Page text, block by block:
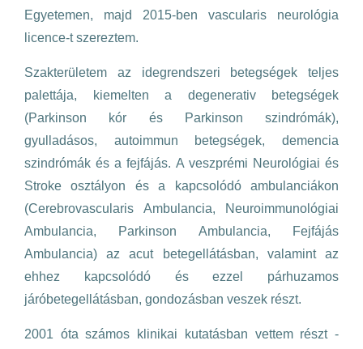
Egyetemen, majd 2015-ben vascularis neurológia
licence-t szereztem.
Szakterületem az idegrendszeri betegségek teljes
palettája, kiemelten a degenerativ betegségek
(Parkinson kór és Parkinson szindrómák),
gyulladásos, autoimmun betegségek, demencia
szindrómák és a fejfájás. A veszprémi Neurológiai és
Stroke osztályon és a kapcsolódó ambulanciákon
(Cerebrovascularis Ambulancia, Neuroimmunológiai
Ambulancia, Parkinson Ambulancia, Fejfájás
Ambulancia) az acut betegellátásban, valamint az
ehhez kapcsolódó és ezzel párhuzamos
járóbetegellátásban, gondozásban veszek részt.
2001 óta számos klinikai kutatásban vettem részt -